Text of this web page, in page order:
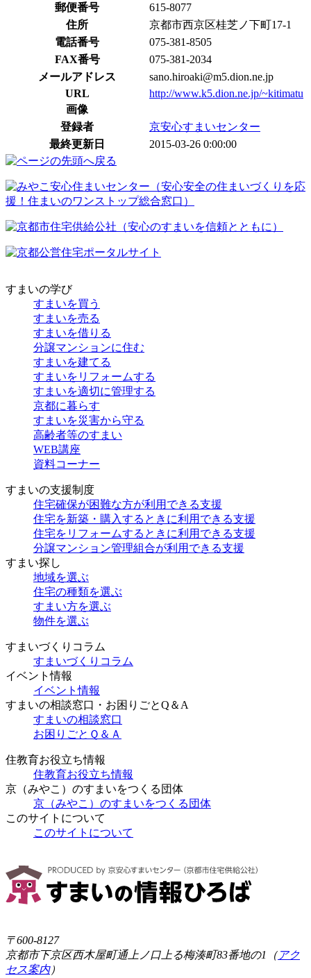
郵便番号
615-8077
住所
京都市西京区桂芝ノ下町17-1
電話番号
075-381-8505
FAX番号
075-381-2034
メールアドレス
sano.hiroaki@m5.dion.ne.jp
URL
http://www.k5.dion.ne.jp/~kitimatu
画像
登録者
京安心すまいセンター
最終更新日
2015-03-26 0:00:00
すまいの学び
すまいを買う
すまいを売る
すまいを借りる
分譲マンションに住む
すまいを建てる
すまいをリフォームする
すまいを適切に管理する
京都に暮らす
すまいを災害から守る
高齢者等のすまい
WEB講座
資料コーナー
すまいの支援制度
住宅確保が困難な方が利用できる支援
住宅を新築・購入するときに利用できる支援
住宅をリフォームするときに利用できる支援
分譲マンション管理組合が利用できる支援
すまい探し
地域を選ぶ
住宅の種類を選ぶ
すまい方を選ぶ
物件を選ぶ
すまいづくりコラム
すまいづくりコラム
イベント情報
イベント情報
すまいの相談窓口・お困りごとQ＆A
すまいの相談窓口
お困りごとＱ＆Ａ
住教育お役立ち情報
住教育お役立ち情報
京（みやこ）のすまいをつくる団体
京（みやこ）のすまいをつくる団体
このサイトについて
このサイトについて
〒600-8127
京都市下京区西木屋町通上ノ口上る梅湊町83番地の1（ アク
セス案内）